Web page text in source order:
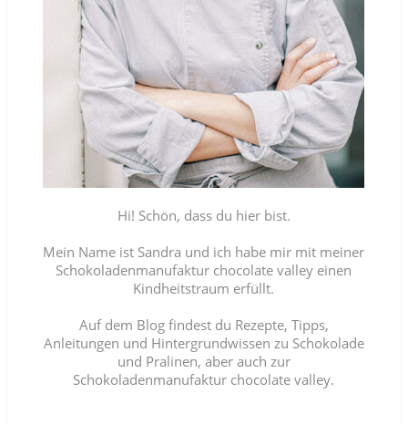
Hi! Schön, dass du hier bist.
Mein Name ist Sandra und ich habe mir mit meiner
Schokoladenmanufaktur chocolate valley einen
Kindheitstraum erfüllt.
Auf dem Blog findest du Rezepte, Tipps,
Anleitungen und Hintergrundwissen zu Schokolade
und Pralinen, aber auch zur
Schokoladenmanufaktur chocolate valley.